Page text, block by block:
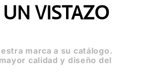
UN VISTAZO
marca a su catálogo.
calidad y diseño del